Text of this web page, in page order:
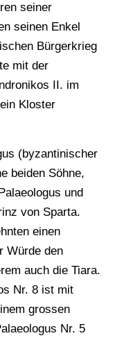
seiner
seinen Enkel
Bürgerkrieg
mit der
II. im
Kloster
(byzantinischer
beiden Söhne,
und
von Sparta.
einen
Würde den
auch die Tiara.
Nr. 8 ist mit
grossen
Nr. 5